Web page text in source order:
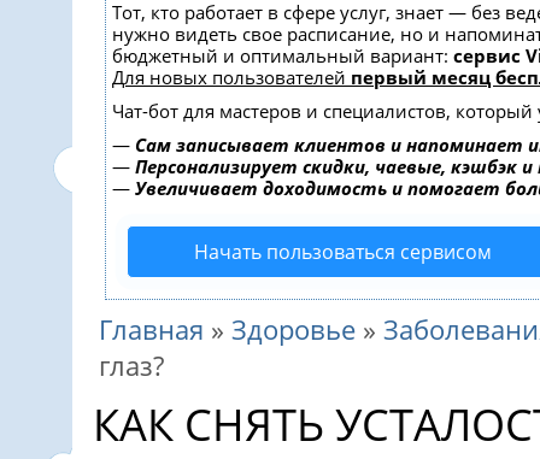
Тот, кто работает в сфере услуг, знает — без
нужно видеть свое расписание, но и
бюджетный и оптимальный вариант: сервис
Для новых пользователей первый месяц
Чат-бот для мастеров и специалистов,
— Сам записывает клиентов и напоминает
— Персонализирует скидки, чаевые, кэшбэк
— Увеличивает доходимость и помогает
Начать пользоваться сервисом
Главная » Здоровье »
глаз?
КАК СНЯТЬ